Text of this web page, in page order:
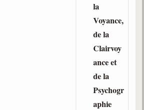
la
Voyance,
de la
Clairvoy
ance et
de la
Psychogr
aphie